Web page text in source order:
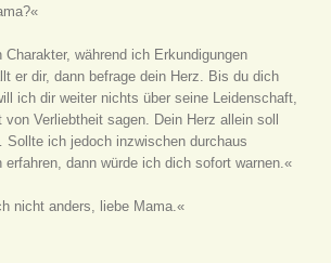
Charakter, während ich Erkundigungen
er dir, dann befrage dein Herz. Bis du dich
ich dir weiter nichts über seine Leidenschaft,
von Verliebtheit sagen. Dein Herz allein soll
ich jedoch inzwischen durchaus
erfahren, dann würde ich dich sofort warnen.«
nicht anders, liebe Mama.«